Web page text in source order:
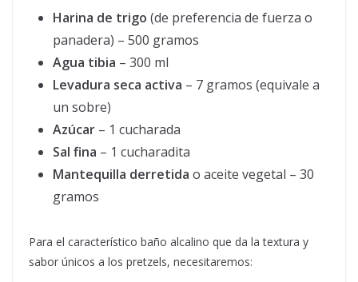
Harina de trigo (de preferencia de fuerza o
panadera) – 500 gramos
Agua tibia – 300 ml
Levadura seca activa – 7 gramos (equivale a
un sobre)
Azúcar – 1 cucharada
Sal fina – 1 cucharadita
Mantequilla derretida o aceite vegetal – 30
gramos
Para el característico baño alcalino que da la textura y
sabor únicos a los pretzels, necesitaremos: